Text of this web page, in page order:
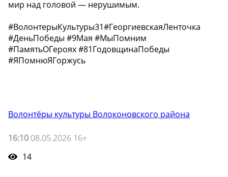
мир над головой — нерушимым.
#ВолонтерыКультуры31#ГеоргиевскаяЛенточка
#ДеньПобеды #9Мая #МыПомним
#ПамятьОГероях #81ГодовщинаПобеды
#ЯПомнюЯГоржусь
Волонтёры культуры Волоконовского района
16:10 08.05.2026 16+
14